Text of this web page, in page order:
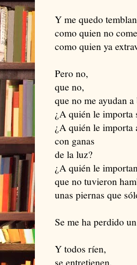
Y me quedo
como quien no
como quien ya
Pero no,
que no,
que no me ayudan
¿A quién le importa
¿A quién le importa
con ganas
de la luz?
¿A quién le
que no tuvieron
unas piernas que
Se me ha perdido
Y todos ríen,